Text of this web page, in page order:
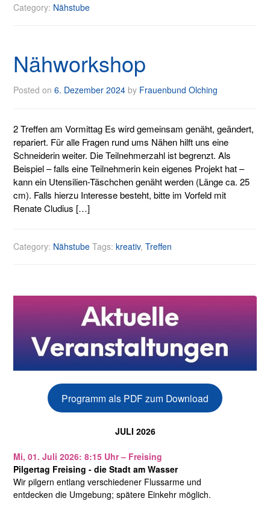
Category: Nähstube
Nähworkshop
Posted on6. Dezember 2024 by Frauenbund Olching
2 Treffen am Vormittag Es wird gemeinsam genäht, geändert,
repariert. Für alle Fragen rund ums Nähen hilft uns eine
Schneiderin weiter. Die Teilnehmerzahl ist begrenzt. Als
Beispiel – falls eine Teilnehmerin kein eigenes Projekt hat –
kann ein Utensilien-Täschchen genäht werden (Länge ca. 25
cm). Falls hierzu Interesse besteht, bitte im Vorfeld mit
Renate Cludius […]
Category: Nähstube Tags:kreativ,Treffen
Programm als PDF zum Download
JULI 2026
Mi, 01. Juli 2026: 8:15 Uhr – Freising
Pilgertag Freising - die Stadt am Wasser
Wir pilgern entlang verschiedener Flussarme und
entdecken die Umgebung; spätere Einkehr möglich.